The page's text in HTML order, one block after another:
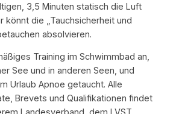
3,5 Minuten statisch die Luft
könnt die „Tauchsicherheit und
absolvieren.
Training im Schwimmbad an,
See und in anderen Seen, und
Urlaub Apnoe getaucht. Alle
Brevets und Qualifikationen findet